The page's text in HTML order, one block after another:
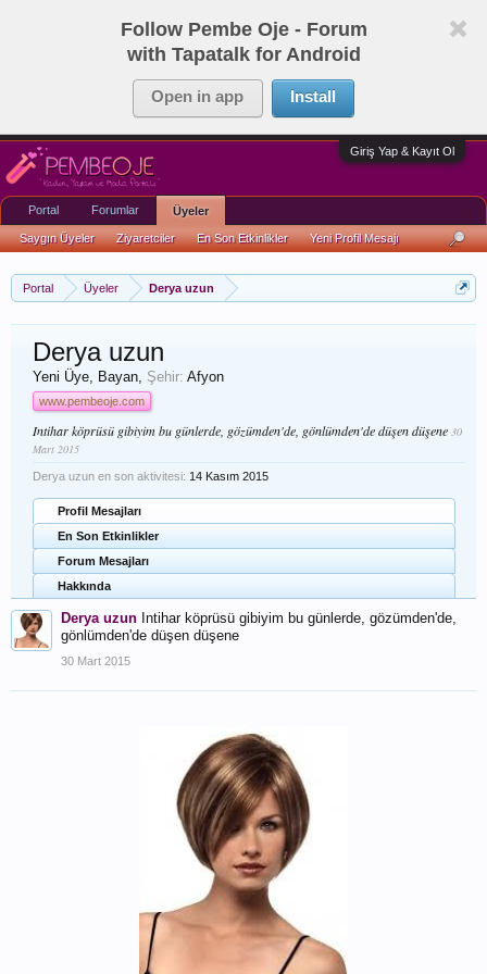
Follow Pembe Oje - Forum
with Tapatalk for Android
Open in app Install
Giriş Yap & Kayıt Ol
Portal Üyeler Derya uzun
Derya uzun
Yeni Üye, Bayan, Şehir: Afyon
www.pembeoje.com
Intihar köprüsü gibiyim bu günlerde, gözümden'de, gönlümden'de düşen düşene 30
Mart 2015
Derya uzun en son aktivitesi: 14 Kasım 2015
Profil Mesajları
En Son Etkinlikler
Forum Mesajları
Hakkında
Derya uzun Intihar köprüsü gibiyim bu günlerde, gözümden'de,
gönlümden'de düşen düşene
30 Mart 2015
Portal Forumlar Üyeler
Saygın Üyeler Ziyaretciler En Son Etkinlikler Yeni Profil Mesajı